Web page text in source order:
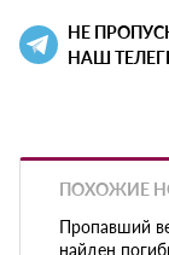
НЕ
НАШ
ПОХОЖИЕ
Пропавший
найден